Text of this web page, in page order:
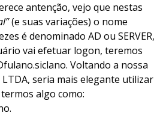
antenção, vejo que nestas
(e suas variações) o nome
é denominado AD ou SERVER,
vai efetuar logon, teremos
Voltando a nossa
seria mais elegante utilizar
termos algo como: